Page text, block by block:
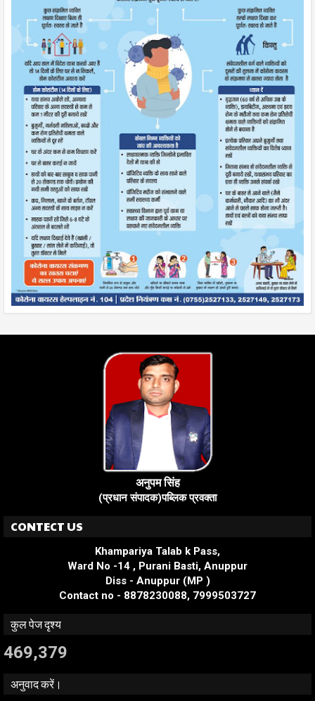
अनुपम सिंह
(प्रधान संपादक)पब्लिक प्रवक्ता
CONTECT US
Khampariya Talab k Pass,
Ward No -14 , Purani Basti, Anuppur
Diss - Anuppur (MP )
Contact no - 8878230088, 7999503727
कुल पेज दृश्य
469,379
अनुवाद करें।